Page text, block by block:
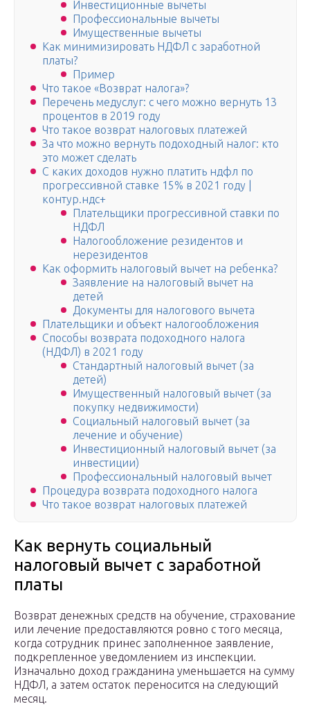
Инвестиционные вычеты
Профессиональные вычеты
Имущественные вычеты
Как минимизировать НДФЛ с заработной
платы?
Пример
Что такое «Возврат налога»?
Перечень медуслуг: с чего можно вернуть 13
процентов в 2019 году
Что такое возврат налоговых платежей
За что можно вернуть подоходный налог: кто
это может сделать
С каких доходов нужно платить ндфл по
прогрессивной ставке 15% в 2021 году |
контур.ндс+
Плательщики прогрессивной ставки по
НДФЛ
Налогообложение резидентов и
нерезидентов
Как оформить налоговый вычет на ребенка?
Заявление на налоговый вычет на
детей
Документы для налогового вычета
Плательщики и объект налогообложения
Способы возврата подоходного налога
(НДФЛ) в 2021 году
Стандартный налоговый вычет (за
детей)
Имущественный налоговый вычет (за
покупку недвижимости)
Социальный налоговый вычет (за
лечение и обучение)
Инвестиционный налоговый вычет (за
инвестиции)
Профессиональный налоговый вычет
Процедура возврата подоходного налога
Что такое возврат налоговых платежей
Как вернуть социальный
налоговый вычет с заработной
платы
Возврат денежных средств на обучение, страхование
или лечение предоставляются ровно с того месяца,
когда сотрудник принес заполненное заявление,
подкрепленное уведомлением из инспекции.
Изначально доход гражданина уменьшается на сумму
НДФЛ, а затем остаток переносится на следующий
месяц.